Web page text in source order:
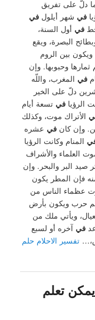
دلّ على تفريق
في شهر أيلولفي
في أول السنة،
البصرة، ويقع
بين الروم
وحبوبها. وإن
في المغرب، واللّه
دلّ على الخير
الرؤيافي تسعة أيام
الأتراك موت، وكذلك
وإن كانفي عشره
المنام وكانت الرؤيا
العلماء والأشراف
صيد البر والبحر. وإن
فإن المطر يكون
عظماء الناس من
حرب ويكون بأرض
ويأتي ملك من
في آخره أو لسبع
تفسير الاحلام حلم
تعلم